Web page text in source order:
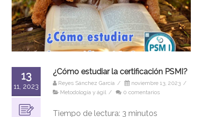
13
11, 2023
¿Cómo estudiar la certificación PSMI?
Reyes Sánchez García / noviembre 13, 2023 /
Metodología y ágil / 0 comentarios
Tiempo de lectura: 3 minutos